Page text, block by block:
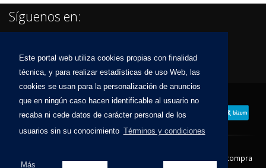
Este portal web utiliza cookies propias con finalidad
técnica, y para realizar estadísticas de uso Web, las
cookies se usan para la personalización de anuncios
que en ningún caso hacen identificable al usuario no
recaba ni cede datos de carácter personal de los
usuarios sin su conocimiento Términos y condiciones
Más
Síguenos en:
Condiciones de compra